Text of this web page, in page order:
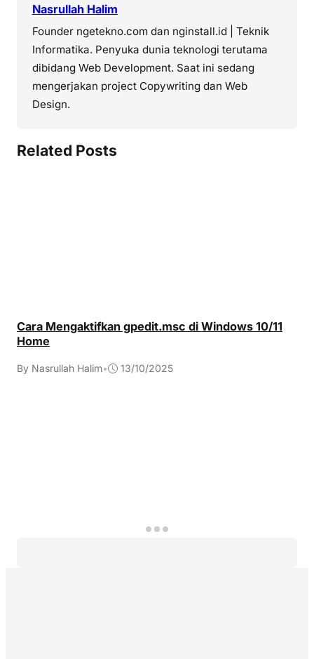
Nasrullah Halim
Founder ngetekno.com dan nginstall.id | Teknik
Informatika. Penyuka dunia teknologi terutama
dibidang Web Development. Saat ini sedang
mengerjakan project Copywriting dan Web
Design.
Related Posts
Cara Mengaktifkan gpedit.msc di Windows 10/11
Home
By Nasrullah Halim• 13/10/2025